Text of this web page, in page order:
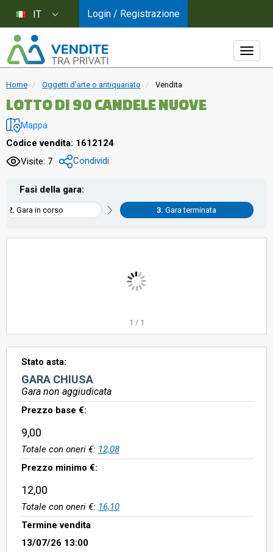
Home Oggetti d'arte o antiquariato Vendita
LOTTO DI 90 CANDELE NUOVE
Mappa
Codice vendita: 1612124
Visite: 7
Condividi
Fasi della gara:
Gara in corso Gara terminata
1 / 1
Stato asta:
GARA CHIUSA
Gara non aggiudicata
Prezzo base €:
9,00
Totale con oneri €: 12,08
Prezzo minimo €:
12,00
Totale con oneri €: 16,10
Termine vendita
13/07/26 13:00
IT Login / Registrazione